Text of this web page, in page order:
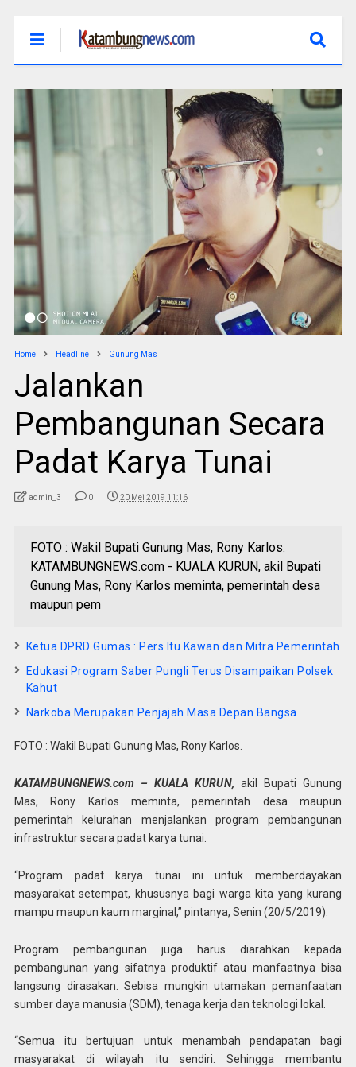
Home Headline Gunung Mas
Jalankan
Pembangunan Secara
Padat Karya Tunai
admin_3 0 20 Mei 2019 11:16
FOTO : Wakil Bupati Gunung Mas, Rony Karlos.
KATAMBUNGNEWS.com - KUALA KURUN, akil Bupati
Gunung Mas, Rony Karlos meminta, pemerintah desa
maupun pem
Ketua DPRD Gumas : Pers Itu Kawan dan Mitra Pemerintah
Edukasi Program Saber Pungli Terus Disampaikan Polsek
Kahut
Narkoba Merupakan Penjajah Masa Depan Bangsa
FOTO : Wakil Bupati Gunung Mas, Rony Karlos.
KATAMBUNGNEWS.com – KUALA KURUN, akil Bupati Gunung
Mas, Rony Karlos meminta, pemerintah desa maupun
pemerintah kelurahan menjalankan program pembangunan
infrastruktur secara padat karya tunai.
“Program padat karya tunai ini untuk memberdayakan
masyarakat setempat, khususnya bagi warga kita yang kurang
mampu maupun kaum marginal,” pintanya, Senin (20/5/2019).
Program pembangunan juga harus diarahkan kepada
pembangunan yang sifatnya produktif atau manfaatnya bisa
langsung dirasakan. Sebisa mungkin utamakan pemanfaatan
sumber daya manusia (SDM), tenaga kerja dan teknologi lokal.
“Semua itu bertujuan untuk menambah pendapatan bagi
masyarakat di wilayah itu sendiri. Sehingga membantu